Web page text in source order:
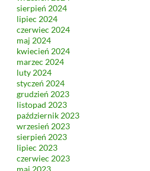
sierpień 2024
lipiec 2024
czerwiec 2024
maj 2024
kwiecień 2024
marzec 2024
luty 2024
styczeń 2024
grudzień 2023
listopad 2023
październik 2023
wrzesień 2023
sierpień 2023
lipiec 2023
czerwiec 2023
maj 2023